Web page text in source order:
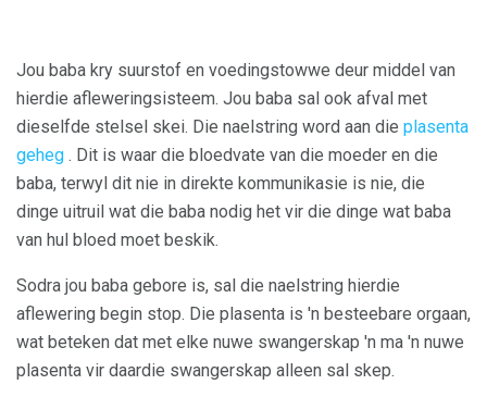
Jou baba kry suurstof en voedingstowwe deur middel van
hierdie afleweringsisteem. Jou baba sal ook afval met
dieselfde stelsel skei. Die naelstring word aan die plasenta
geheg . Dit is waar die bloedvate van die moeder en die
baba, terwyl dit nie in direkte kommunikasie is nie, die
dinge uitruil wat die baba nodig het vir die dinge wat baba
van hul bloed moet beskik.
Sodra jou baba gebore is, sal die naelstring hierdie
aflewering begin stop. Die plasenta is 'n besteebare orgaan,
wat beteken dat met elke nuwe swangerskap 'n ma 'n nuwe
plasenta vir daardie swangerskap alleen sal skep.